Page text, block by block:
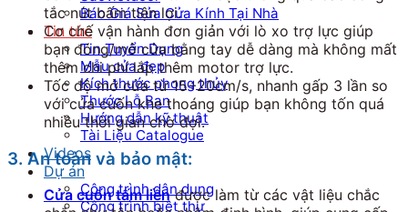
Báo Giá Sửa Cửa Kính Tại Nhà
Tin tức
Tin Tuyển Dụng
Mẫu cửa đẹp
Kích thước phong thủy
Thước Lỗ Ban
Hướng dẫn kỹ thuật
Tài Liệu Catalogue
Videos
Dự án
Công trình dân dụng
Công trình biệt thự
tắc nút bấm tiện lợi.
Cơ chế vận hành đơn giản với lò xo trợ lực giúp
bạn đóng/mở cửa bằng tay dễ dàng mà không mất
thêm chi phí lắp thêm motor trợ lực.
Tốc độ mở cửa từ 15÷20cm/s, nhanh gấp 3 lần so
với cửa cuốn khe thoáng giúp bạn không tốn quá
nhiều thời gian chờ đợi.
3. An toàn và bảo mật:
Cửa cuốn tấm liềnđược làm từ các vật liệu chắc